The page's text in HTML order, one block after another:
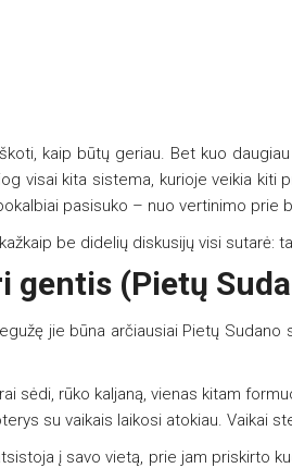
kaip būtų geriau. Bet kuo
visai kita sistema, kurioje veikia kiti
pasisuko – nuo vertinimo prie
be didelių diskusijų visi sutarė:
gentis (Pietų
jie būna arčiausiai Pietų Sudano
sėdi, rūko kaljaną, vienas kitam
su vaikais laikosi atokiau. Vaikai
į savo vietą, prie jam priskirto